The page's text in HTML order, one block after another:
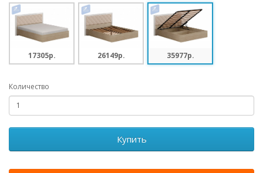
17305p. 26149p. 35977p.
Количество
Купить